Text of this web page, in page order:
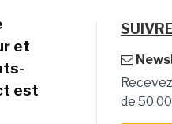
et
est
de 50